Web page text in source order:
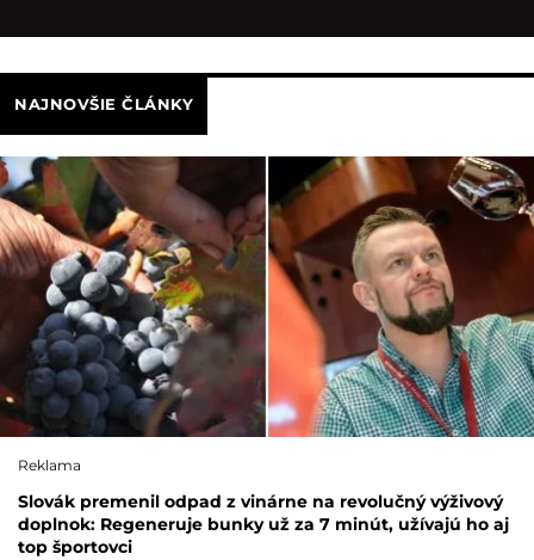
NAJNOVŠIE ČLÁNKY
Reklama
Slovák premenil odpad z vinárne na revolučný výživový
doplnok: Regeneruje bunky už za 7 minút, užívajú ho aj
top športovci